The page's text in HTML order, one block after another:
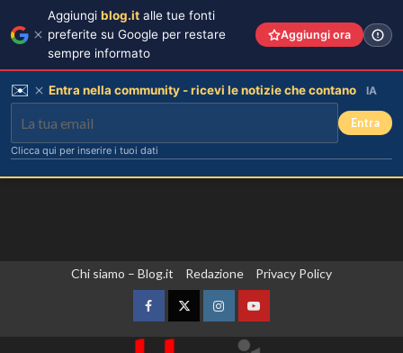
Chi siamo – Blog.it Redazione Privacy Policy
FacebookTwitterInstagramYouTube
Aggiungi blog.it alle tue fonti
preferite su Google per restare
sempre informato
Aggiungi ora
✉️ Entra nella community - ricevi le notizie che contano IA
Entra
Clicca qui per inserire i tuoi dati